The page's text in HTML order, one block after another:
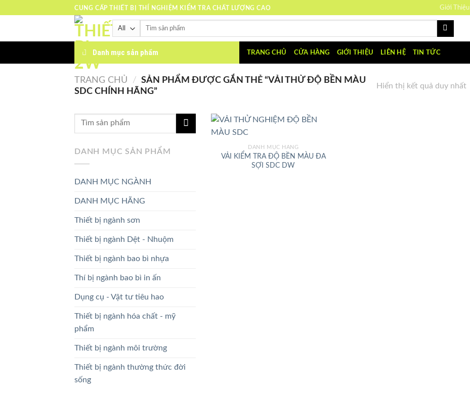
CUNG CẤP THIẾT BỊ THÍ NGHIỆM KIỂM TRA CHẤT LƯỢNG CAO Giới Thiệu
Tìm
Danh mục sản phẩm TRANG CHỦ CỬA HÀNG GIỚI THIỆU LIÊN HỆ TIN TỨC
TRANG CHỦ / SẢN PHẨM ĐƯỢC GẮN THẺ “VẢI THỬ ĐỘ BỀN MÀU
SDC CHÍNH HÃNG”
Hiển thị kết quả duy nhất
DANH MỤC SẢN PHẨM
DANH MỤC NGÀNH
DANH MỤC HÃNG
Thiết bị ngành sơn
Thiết bị ngành Dệt - Nhuộm
Thiết bị ngành bao bì nhựa
Thí bị ngành bao bì in ấn
Dụng cụ - Vật tư tiêu hao
Thiết bị ngành hóa chất - mỹ
phẩm
Thiết bị ngành môi trường
Thiết bị ngành thường thức đời
sống
DANH MỤC HÃNG
VẢI KIỂM TRA ĐỘ BỀN MÀU ĐA
SỢI SDC DW